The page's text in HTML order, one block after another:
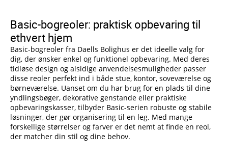
Basic-bogreoler: praktisk opbevaring til
ethvert hjem
Basic-bogreoler fra Daells Bolighus er det ideelle valg for
dig, der ønsker enkel og funktionel opbevaring. Med deres
tidløse design og alsidige anvendelsesmuligheder passer
disse reoler perfekt ind i både stue, kontor, soveværelse og
børneværelse. Uanset om du har brug for en plads til dine
yndlingsbøger, dekorative genstande eller praktiske
opbevaringskasser, tilbyder Basic-serien robuste og stabile
løsninger, der gør organisering til en leg. Med mange
forskellige størrelser og farver er det nemt at finde en reol,
der matcher din stil og dine behov.